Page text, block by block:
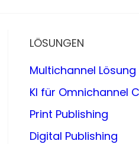
LÖSUNGEN
Multichannel Lösung
KI für Omnichannel
Print Publishing
Digital Publishing